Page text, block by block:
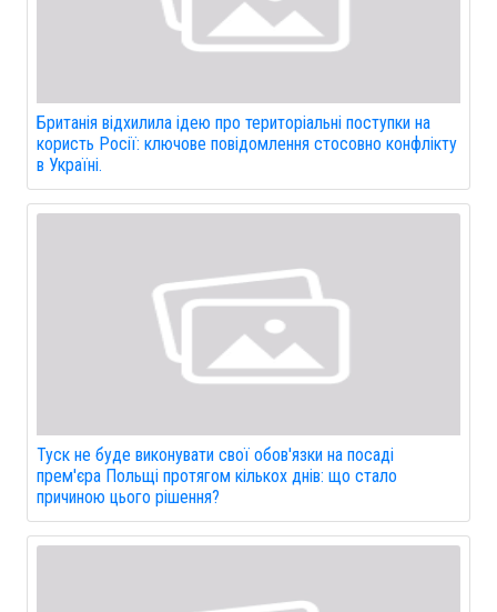
Британія відхилила ідею про територіальні поступки на
користь Росії: ключове повідомлення стосовно конфлікту
в Україні.
Туск не буде виконувати свої обов'язки на посаді
прем'єра Польщі протягом кількох днів: що стало
причиною цього рішення?